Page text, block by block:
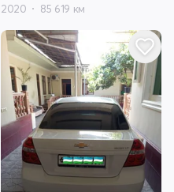
2020 85 619 км